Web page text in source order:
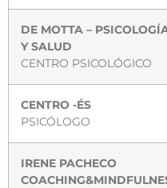
DE MOTTA –
Y SALUD
CENTRO PSICOLÓGICO
CENTRO -ÉS
PSICÓLOGO
IRENE PACHECO